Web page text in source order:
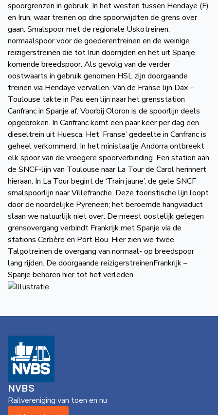
spoorgrenzen in gebruik. In het westen tussen Hendaye (F)
en Irun, waar treinen op drie spoorwijdten de grens over
gaan. Smalspoor met de regionale Uskotreinen,
normaalspoor voor de goederentreinen en de weinige
reizigerstreinen die tot Irun doorrijden en het uit Spanje
komende breedspoor. Als gevolg van de verder
oostwaarts in gebruik genomen HSL zijn doorgaande
treinen via Hendaye vervallen. Van de Franse lijn Dax –
Toulouse takte in Pau een lijn naar het grensstation
Canfranc in Spanje af. Voorbij Oloron is de spoorlijn deels
opgebroken. In Canfranc komt een paar keer per dag een
dieseltrein uit Huesca. Het ’Franse’ gedeelte in Canfranc is
geheel verkommerd. In het ministaatje Andorra ontbreekt
elk spoor van de vroegere spoorverbinding. Een station aan
de SNCF-lijn van Toulouse naar La Tour de Carol herinnert
hieraan. In La Tour begint de ‘Train jaune’, de gele SNCF
smalspoorlijn naar Villefranche. Deze toeristische lijn loopt
door de noordelijke Pyreneën; het beroemde hangviaduct
slaan we natuurlijk niet over. De meest oostelijk gelegen
grensovergang verbindt Frankrijk met Spanje via de
stations Cerbère en Port Bou. Hier zien we twee
Talgotreinen de overgang van normaal- op breedspoor
lang rijden. De doorgaande reizigerstreinenFrankrijk –
Spanje behoren hier tot het verleden.
NVBS
Railvereniging van toen en nu